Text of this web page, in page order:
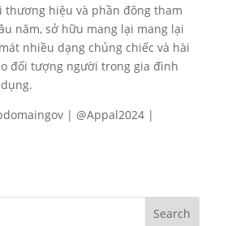
thương hiệu và phần đông tham
năm, sở hữu mang lại mang lại
nhiều dạng chủng chiếc và hài
đối tượng người trong gia đình
| @Appal2024 |
Search